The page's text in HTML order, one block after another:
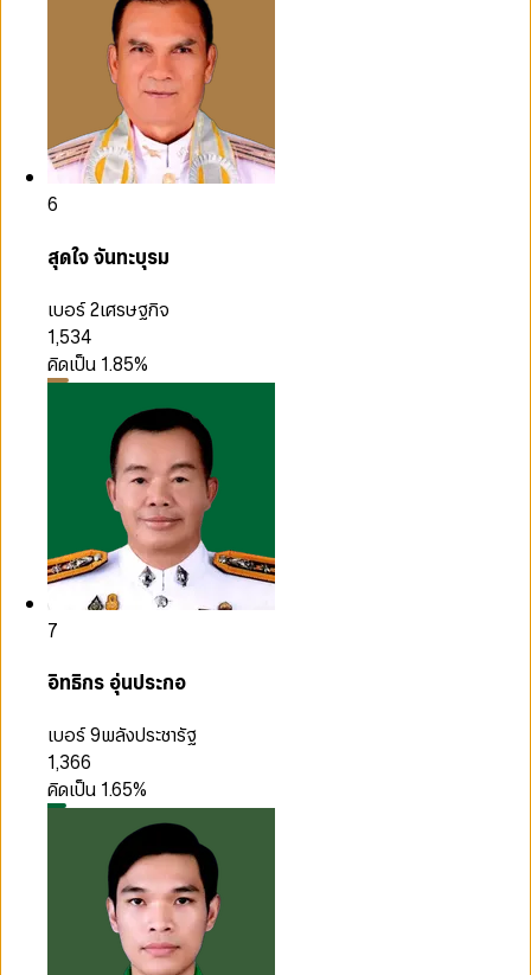
6
สุดใจ จันทะบุรม
เบอร์ 2เศรษฐกิจ
1,534
คิดเป็น 1.85%
7
อิทธิกร อุ่นประกอ
เบอร์ 9พลังประชารัฐ
1,366
คิดเป็น 1.65%